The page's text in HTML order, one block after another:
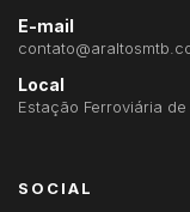
E-mail
Local
Estação Ferroviária
SOCIAL